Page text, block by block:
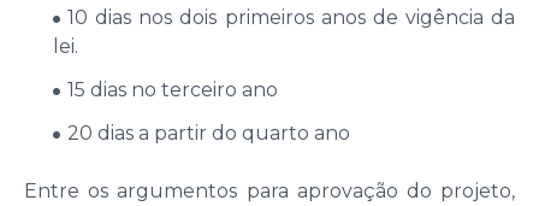
10 dias nos dois primeiros anos de vigência da
lei.
15 dias no terceiro ano
20 dias a partir do quarto ano
Entre os argumentos para aprovação do projeto,